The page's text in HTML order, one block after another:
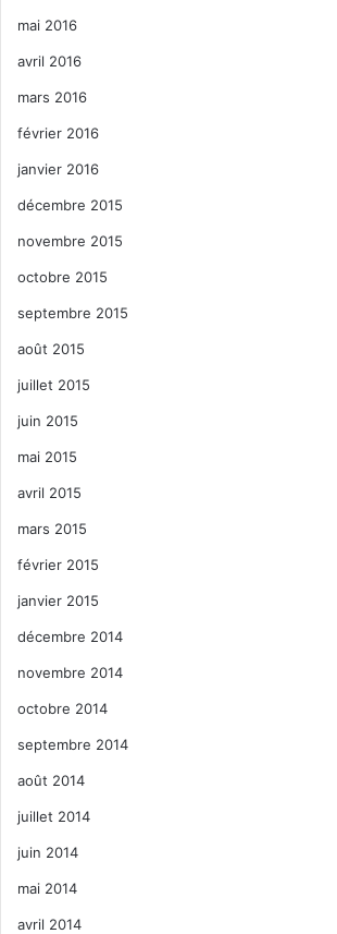
mai 2016
avril 2016
mars 2016
février 2016
janvier 2016
décembre 2015
novembre 2015
octobre 2015
septembre 2015
août 2015
juillet 2015
juin 2015
mai 2015
avril 2015
mars 2015
février 2015
janvier 2015
décembre 2014
novembre 2014
octobre 2014
septembre 2014
août 2014
juillet 2014
juin 2014
mai 2014
avril 2014